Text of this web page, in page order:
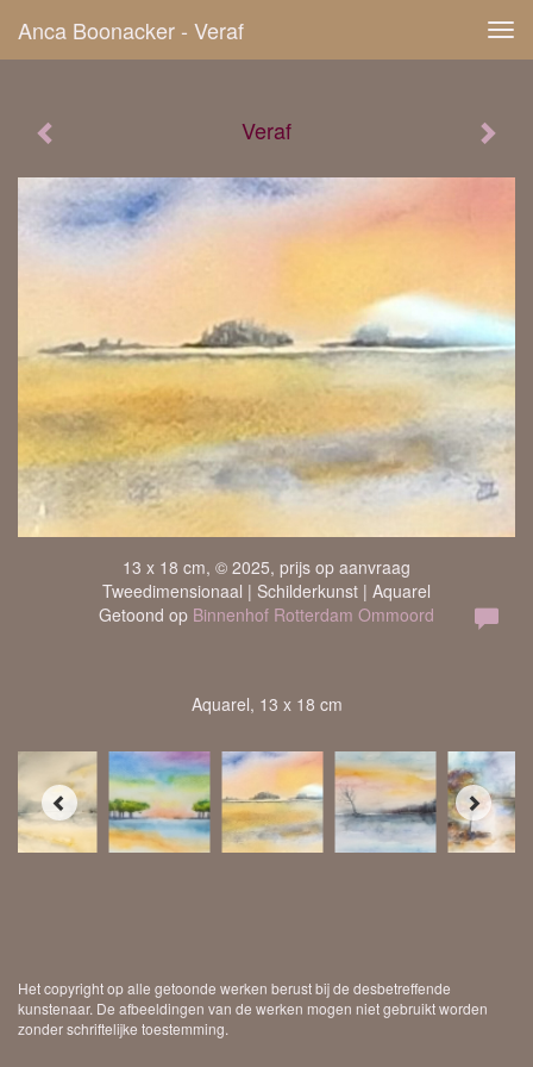
Anca Boonacker - Veraf
Veraf
13 x 18 cm, © 2025, prijs op aanvraag
Tweedimensionaal | Schilderkunst | Aquarel
Getoond op Binnenhof Rotterdam Ommoord
Aquarel, 13 x 18 cm
Het copyright op alle getoonde werken berust bij de desbetreffende
kunstenaar. De afbeeldingen van de werken mogen niet gebruikt worden
zonder schriftelijke toestemming.